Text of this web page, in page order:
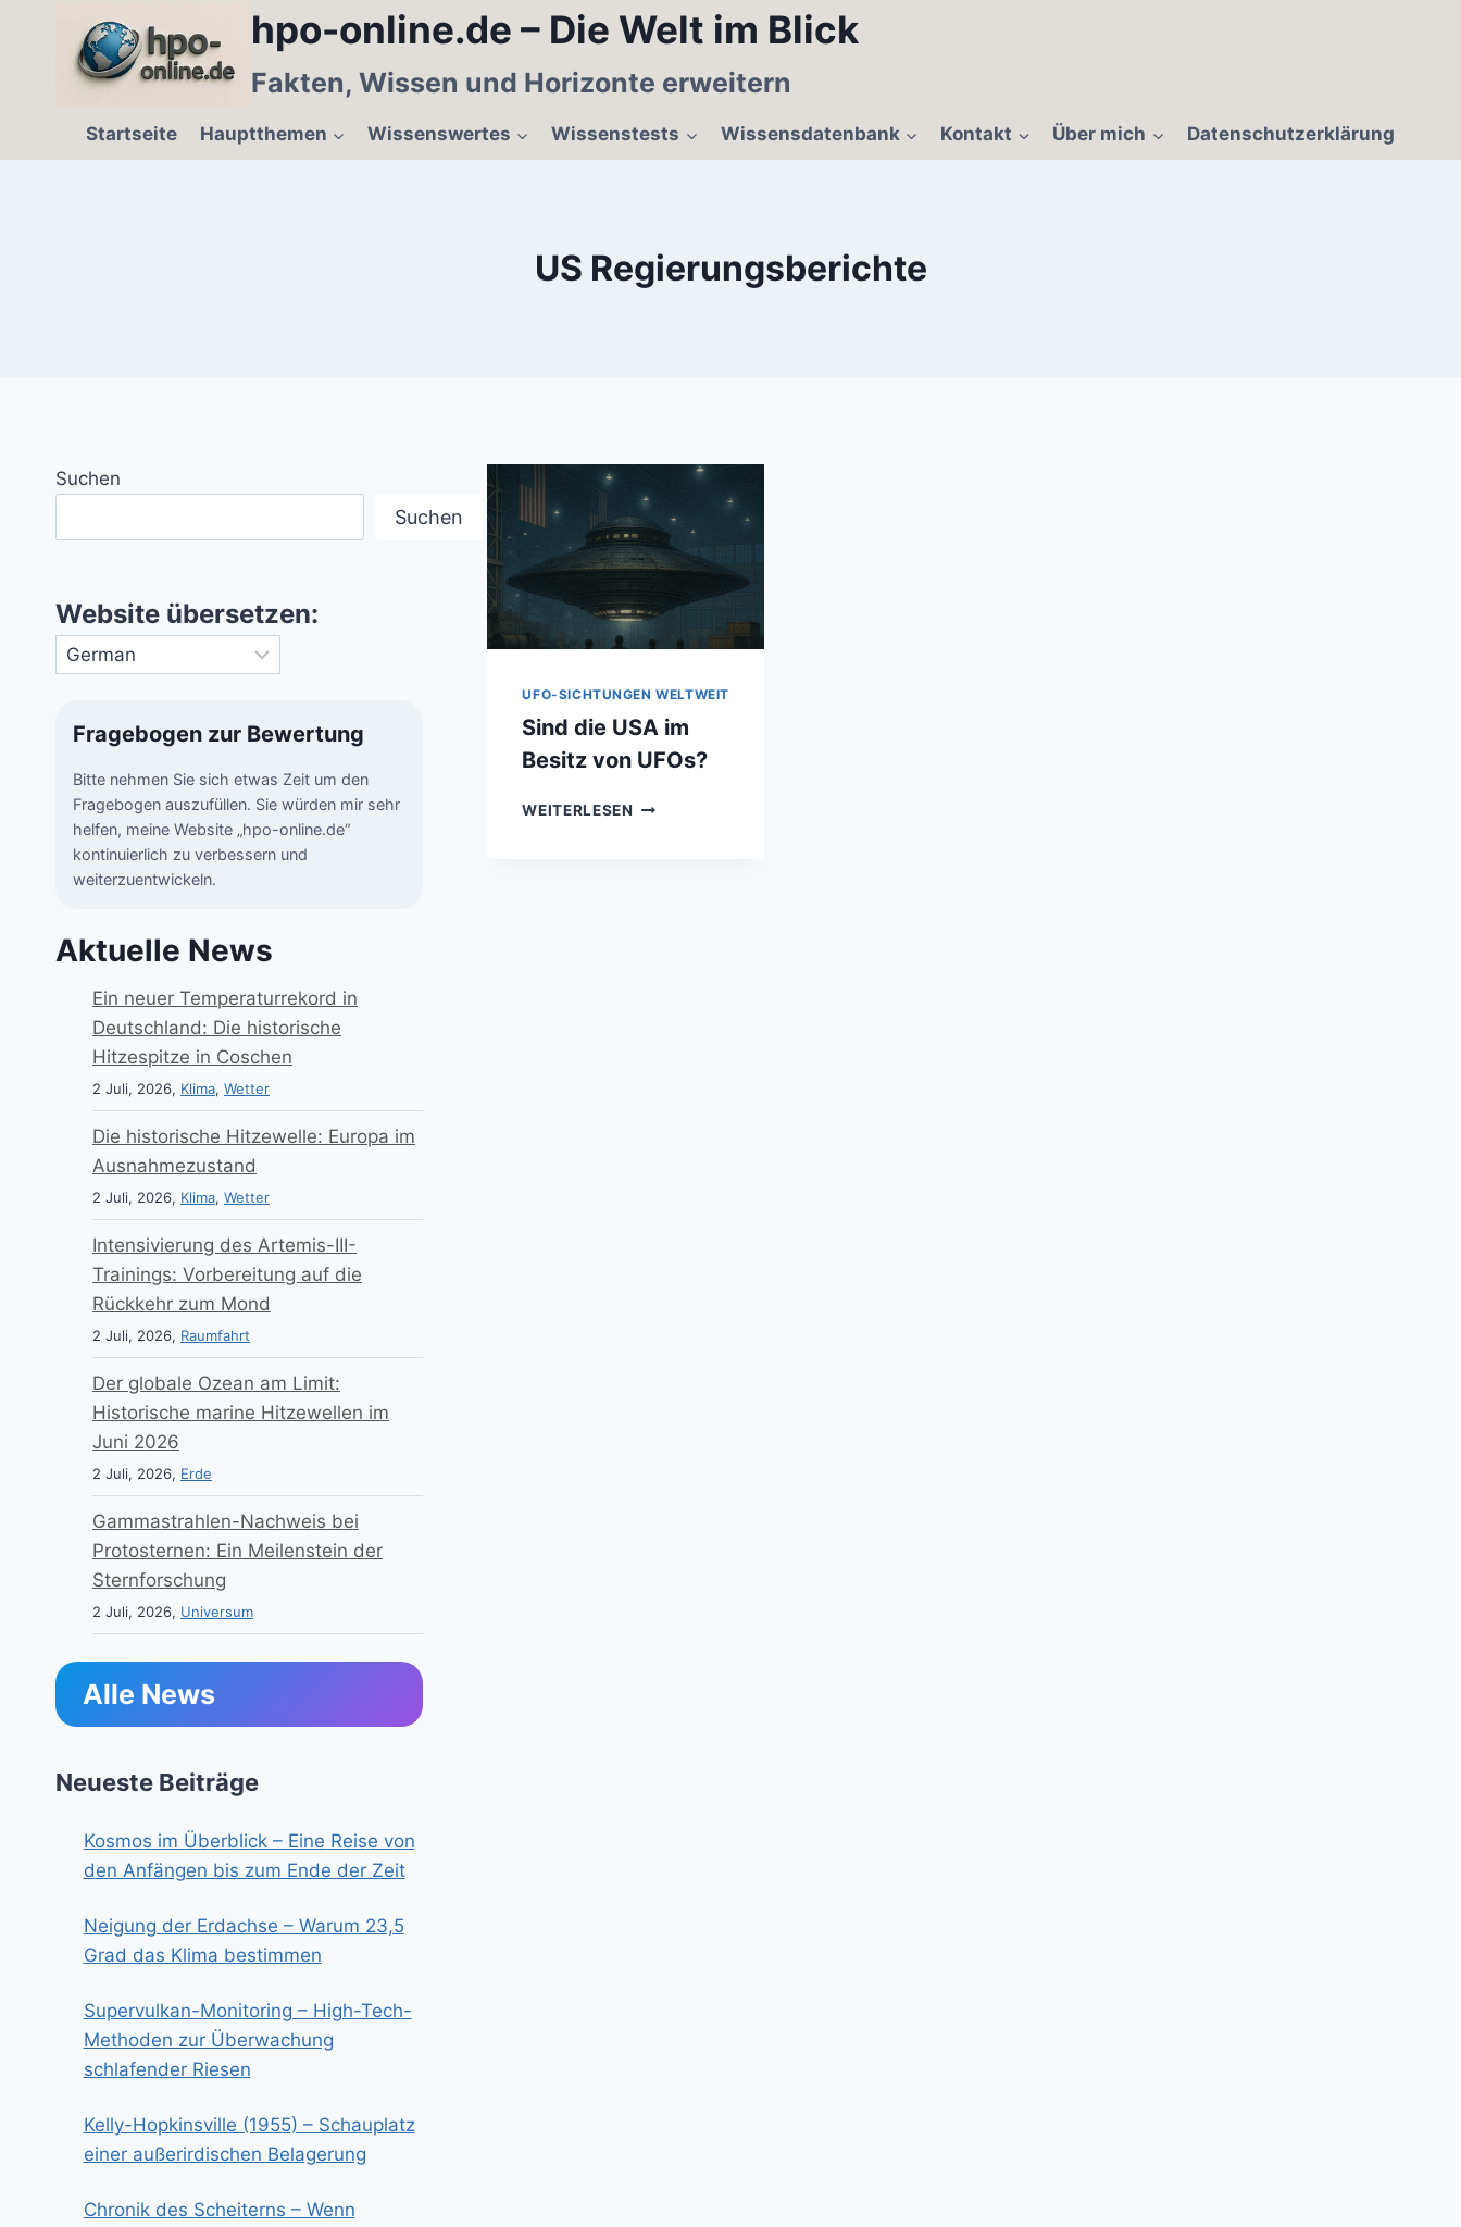
hpo-online.de – Die Welt im Blick
Fakten, Wissen und Horizonte erweitern
Startseite Hauptthemen Wissenswertes Wissenstests Wissensdatenbank Kontakt Über mich Datenschutzerklärung
US Regierungsberichte
UFO-SICHTUNGEN WELTWEIT
Sind die USA im
Besitz von UFOs?
WEITERLESEN SIND
Suchen
Suchen
Website übersetzen:
Fragebogen zur Bewertung
Bitte nehmen Sie sich etwas Zeit um den
Fragebogen auszufüllen. Sie würden mir sehr
helfen, meine Website „hpo-online.de“
kontinuierlich zu verbessern und
weiterzuentwickeln.
Aktuelle News
Ein neuer Temperaturrekord in
Deutschland: Die historische
Hitzespitze in Coschen
2 Juli, 2026, Klima, Wetter
Die historische Hitzewelle: Europa im
Ausnahmezustand
2 Juli, 2026, Klima, Wetter
Intensivierung des Artemis-III-
Trainings: Vorbereitung auf die
Rückkehr zum Mond
2 Juli, 2026, Raumfahrt
Der globale Ozean am Limit:
Historische marine Hitzewellen im
Juni 2026
2 Juli, 2026, Erde
Gammastrahlen-Nachweis bei
Protosternen: Ein Meilenstein der
Sternforschung
2 Juli, 2026, Universum
Alle News
Neueste Beiträge
Kosmos im Überblick – Eine Reise von
den Anfängen bis zum Ende der Zeit
Neigung der Erdachse – Warum 23,5
Grad das Klima bestimmen
Supervulkan-Monitoring – High-Tech-
Methoden zur Überwachung
schlafender Riesen
Kelly-Hopkinsville (1955) – Schauplatz
einer außerirdischen Belagerung
Chronik des Scheiterns – Wenn